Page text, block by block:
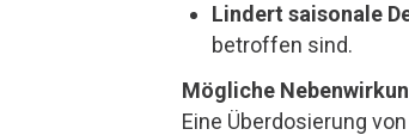
Lindert saisonale
betroffen sind.
Mögliche
Eine Überdosierung